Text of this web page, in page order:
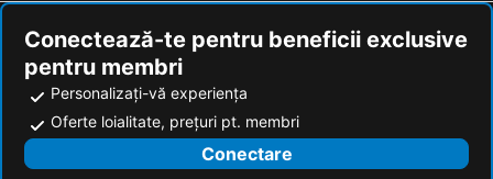
Conectează-te pentru beneficii exclusive
pentru membri
Personalizați-vă experiența
Oferte loialitate, prețuri pt. membri
Conectare